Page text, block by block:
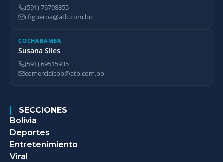
(591) 76798855
cfigueroa@atb.com.bo
COCHABAMBA
Susana Siles
(591) 69515935
comercialcbb@atb.com.bo
SECCIONES
Bolivia
Deportes
Entretenimiento
Viral